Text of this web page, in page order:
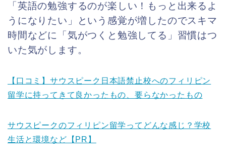
「英語の勉強するのが楽しい！もっと出来るよ
うになりたい」という感覚が増したのでスキマ
時間などに「気がつくと勉強してる」習慣はつ
いた気がします。
【口コミ】サウスピーク日本語禁止校へのフィリピン
留学に持ってきて良かったもの、要らなかったもの
サウスピークのフィリピン留学ってどんな感じ？学校
生活と環境など【PR】